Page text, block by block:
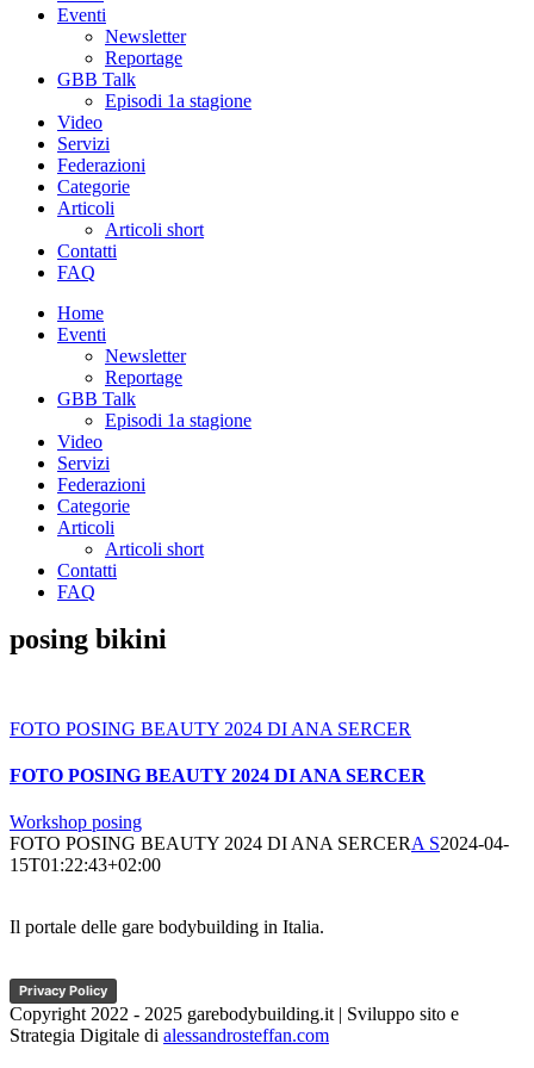
Eventi
Newsletter
Reportage
GBB Talk
Episodi 1a stagione
Video
Servizi
Federazioni
Categorie
Articoli
Articoli short
Contatti
FAQ
Home
Eventi
Newsletter
Reportage
GBB Talk
Episodi 1a stagione
Video
Servizi
Federazioni
Categorie
Articoli
Articoli short
Contatti
FAQ
posing bikini
FOTO POSING BEAUTY 2024 DI ANA SERCER
FOTO POSING BEAUTY 2024 DI ANA SERCER
Workshop posing
FOTO POSING BEAUTY 2024 DI ANA SERCERA S2024-04-
15T01:22:43+02:00
Il portale delle gare bodybuilding in Italia.
Privacy Policy
Copyright 2022 - 2025 garebodybuilding.it | Sviluppo sito e
Strategia Digitale di alessandrosteffan.com